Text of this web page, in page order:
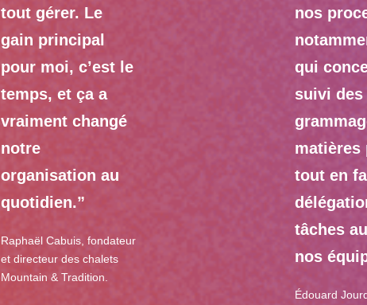
tout gérer. Le
gain principal
pour moi, c’est le
temps, et ça a
vraiment changé
notre
organisation au
quotidien.”
Raphaël Cabuis, fondateur
et directeur des chalets
Mountain & Tradition.
nos
qui
suivi des
matières
tout en
tâches
nos
Édouard